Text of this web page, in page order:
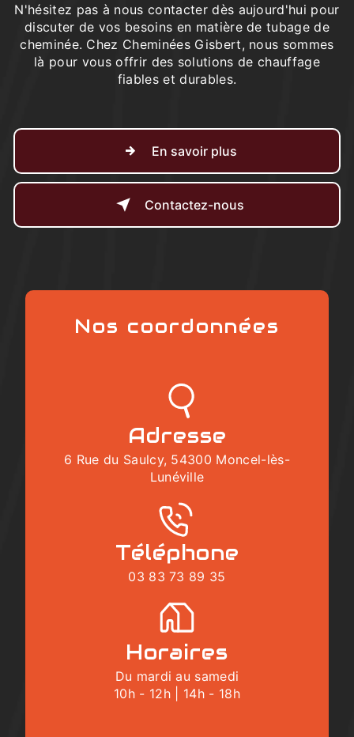
N'hésitez pas à nous contacter dès aujourd'hui pour
discuter de vos besoins en matière de tubage de
cheminée. Chez Cheminées Gisbert, nous sommes
là pour vous offrir des solutions de chauffage
fiables et durables.
En savoir plus
Contactez-nous
Nos coordonnées
Adresse
6 Rue du Saulcy, 54300 Moncel-lès-
Lunéville
Téléphone
03 83 73 89 35
Horaires
Du mardi au samedi
10h - 12h | 14h - 18h